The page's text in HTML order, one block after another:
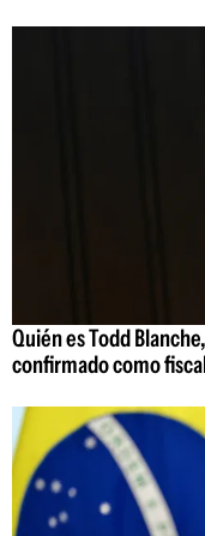
Quién es Todd
confirmado como